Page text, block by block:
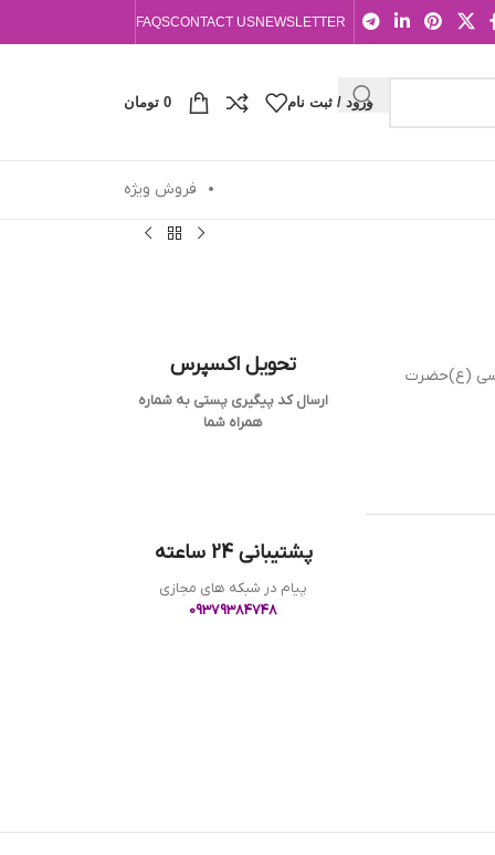
NEWSLETTER
CONTACT US
FAQS
ورود / ثبت نام 0 تومان
فروش ویژه
(ع)حضرت تحویل اکسپرس
ارسال کد پیگیری پستی به شماره
همراه شما
پشتیبانی 24 ساعته
پیام در شبکه های مجازی
09379384748